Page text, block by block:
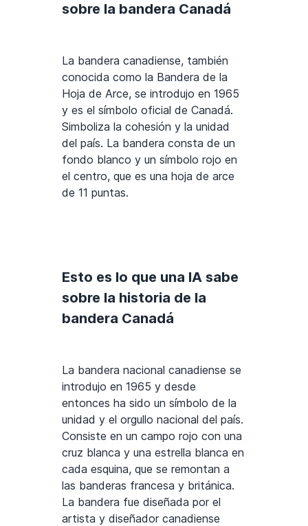
sobre la bandera Canadá
La bandera canadiense, también
conocida como la Bandera de la
Hoja de Arce, se introdujo en 1965
y es el símbolo oficial de Canadá.
Simboliza la cohesión y la unidad
del país. La bandera consta de un
fondo blanco y un símbolo rojo en
el centro, que es una hoja de arce
de 11 puntas.
Esto es lo que una IA sabe
sobre la historia de la
bandera Canadá
La bandera nacional canadiense se
introdujo en 1965 y desde
entonces ha sido un símbolo de la
unidad y el orgullo nacional del país.
Consiste en un campo rojo con una
cruz blanca y una estrella blanca en
cada esquina, que se remontan a
las banderas francesa y británica.
La bandera fue diseñada por el
artista y diseñador canadiense